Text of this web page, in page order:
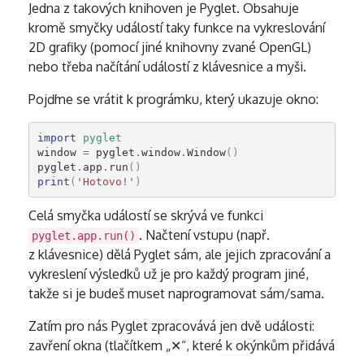
Jedna z takových knihoven je Pyglet. Obsahuje
kromě smyčky událostí taky funkce na vykreslování
2D grafiky (pomocí jiné knihovny zvané OpenGL)
nebo třeba načítání událostí z klávesnice a myši.
Pojďme se vrátit k prográmku, který ukazuje okno:
import
pyglet
window = pyglet . window. Window()
pyglet . app . run ()
print ( 'Hotovo!' )
Celá smyčka událostí se skrývá ve funkci
pyglet.app.run() . Načtení vstupu (např.
z klávesnice) dělá Pyglet sám, ale jejich zpracování a
vykreslení výsledků už je pro každý program jiné,
takže si je budeš muset naprogramovat sám/sama.
Zatím pro nás Pyglet zpracovává jen dvě události:
zavření okna (tlačítkem „✕“, které k okýnkům přidává